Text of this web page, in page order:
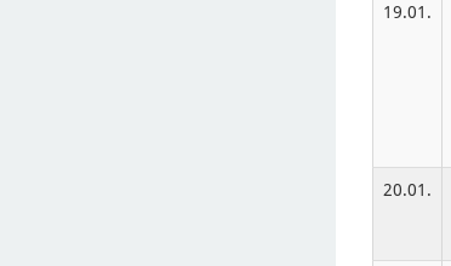
19.01.
20.01.